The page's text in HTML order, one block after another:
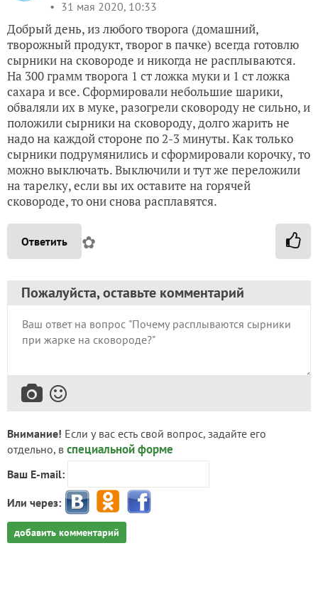
31 мая 2020, 10:33
Добрый день, из любого творога (домашний,
творожный продукт, творог в пачке) всегда готовлю
сырники на сковороде и никогда не расплываются.
На 300 грамм творога 1 ст ложка муки и 1 ст ложка
сахара и все. Сформировали небольшие шарики,
обваляли их в муке, разогрели сковороду не сильно, и
положили сырники на сковороду, долго жарить не
надо на каждой стороне по 2-3 минуты. Как только
сырники подрумянились и сформировали корочку, то
можно выключать. Выключили и тут же переложили
на тарелку, если вы их оставите на горячей
сковороде, то они снова расплавятся.
Ответить ✿
Пожалуйста, оставьте комментарий
Внимание! Если у вас есть свой вопрос, задайте его
отдельно, в специальной форме
Ваш E-mail:
Или через:
добавить комментарий